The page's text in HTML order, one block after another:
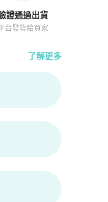
證通過出貨
台發貨給買家
了解更多
紹